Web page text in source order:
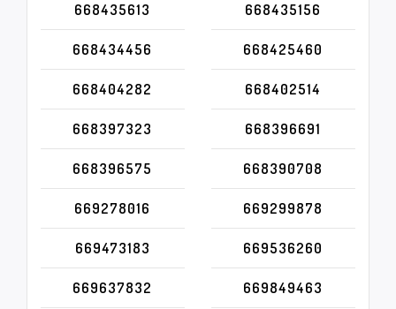
668435613 668435156
668434456 668425460
668404282 668402514
668397323 668396691
668396575 668390708
669278016 669299878
669473183 669536260
669637832 669849463